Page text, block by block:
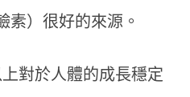
素）很好的來源。
對於人體的成長穩定